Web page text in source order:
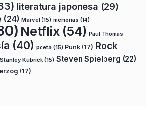
literatura japonesa (29)
(24) Marvel (15) memorias (14)
Netflix (54) Paul Thomas
(40) poeta (15) Punk (17) Rock
Stanley Kubrick (15) Steven Spielberg (22)
(17)